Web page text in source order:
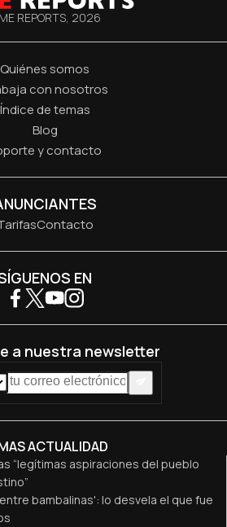
REPORTS, 2026
Quiénes somos
con nosotros
Índice de temas
Blog
y contacto
Contacto
ACTUALIDAD
“legítimas aspiraciones del pueblo
bambalinas': lo desvela el que fue
EN
a nuestra newsletter